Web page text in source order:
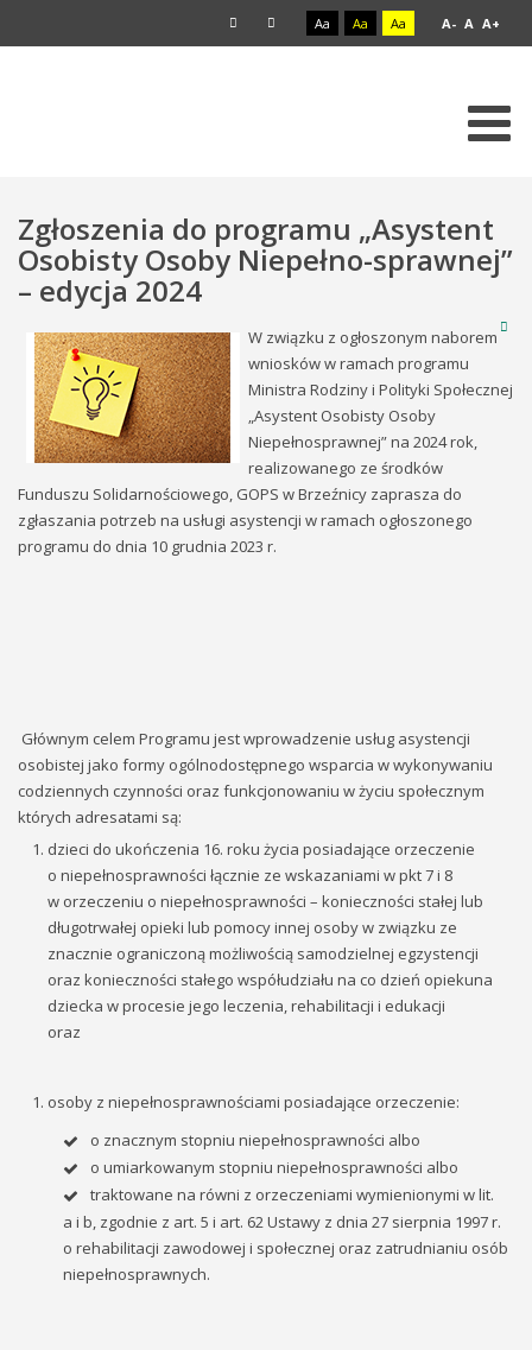
Aa Aa Aa A- A A+
Zgłoszenia do programu „Asystent
Osobisty Osoby Niepełno-sprawnej”
– edycja 2024
W związku z ogłoszonym naborem
wniosków w ramach programu
Ministra Rodziny i Polityki Społecznej
„Asystent Osobisty Osoby
Niepełnosprawnej” na 2024 rok,
realizowanego ze środków
Funduszu Solidarnościowego, GOPS w Brzeźnicy zaprasza do
zgłaszania potrzeb na usługi asystencji w ramach ogłoszonego
programu do dnia 10 grudnia 2023 r.
Głównym celem Programu jest wprowadzenie usług asystencji
osobistej jako formy ogólnodostępnego wsparcia w wykonywaniu
codziennych czynności oraz funkcjonowaniu w życiu społecznym
których adresatami są:
dzieci do ukończenia 16. roku życia posiadające orzeczenie
o niepełnosprawności łącznie ze wskazaniami w pkt 7 i 8
w orzeczeniu o niepełnosprawności – konieczności stałej lub
długotrwałej opieki lub pomocy innej osoby w związku ze
znacznie ograniczoną możliwością samodzielnej egzystencji
oraz konieczności stałego współudziału na co dzień opiekuna
dziecka w procesie jego leczenia, rehabilitacji i edukacji
oraz
osoby z niepełnosprawnościami posiadające orzeczenie:
o znacznym stopniu niepełnosprawności albo
o umiarkowanym stopniu niepełnosprawności albo
traktowane na równi z orzeczeniami wymienionymi w lit.
a i b, zgodnie z art. 5 i art. 62 Ustawy z dnia 27 sierpnia 1997 r.
o rehabilitacji zawodowej i społecznej oraz zatrudnianiu osób
niepełnosprawnych.